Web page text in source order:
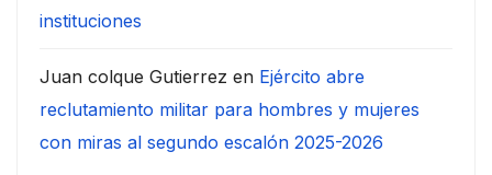
instituciones
Juan colque Gutierrez en Ejército abre
reclutamiento militar para hombres y mujeres
con miras al segundo escalón 2025-2026